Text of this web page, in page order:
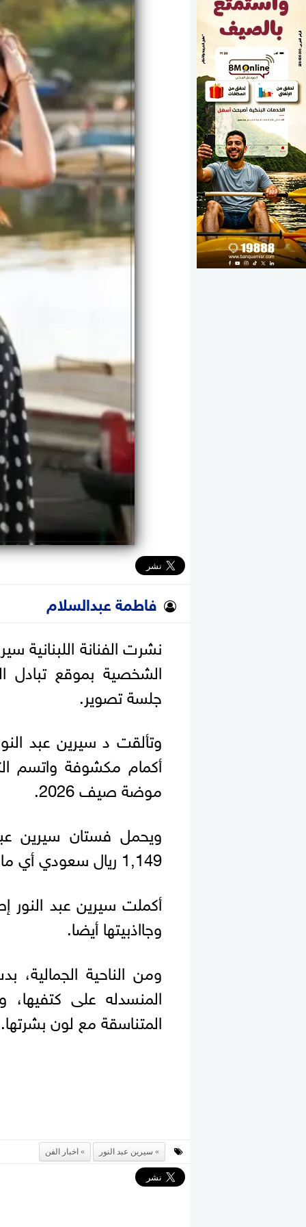
فاطمة عبدالسلام
نشرت الفنانة اللبنانية
الشخصية بموقع تبادل
جلسة تصوير.
وتألقت د سيرين عبد
موضة صيف 2026.
1,149 ريال سعودي أي ما يقرب من 17 ألف جنيه مصري.
أكملت سيرين عبد النور
وجااذبيتها أيضا.
ومن الناحية
المنسدله على كتفيها،
المتناسقة مع لون بشرتها.
سيرين عبد النور اخبار الفن